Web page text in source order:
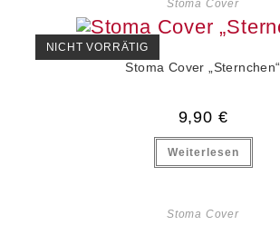
Stoma Cover
NICHT VORRÄTIG
Stoma Cover „Sternchen“
9,90 €
Weiterlesen
Stoma Cover